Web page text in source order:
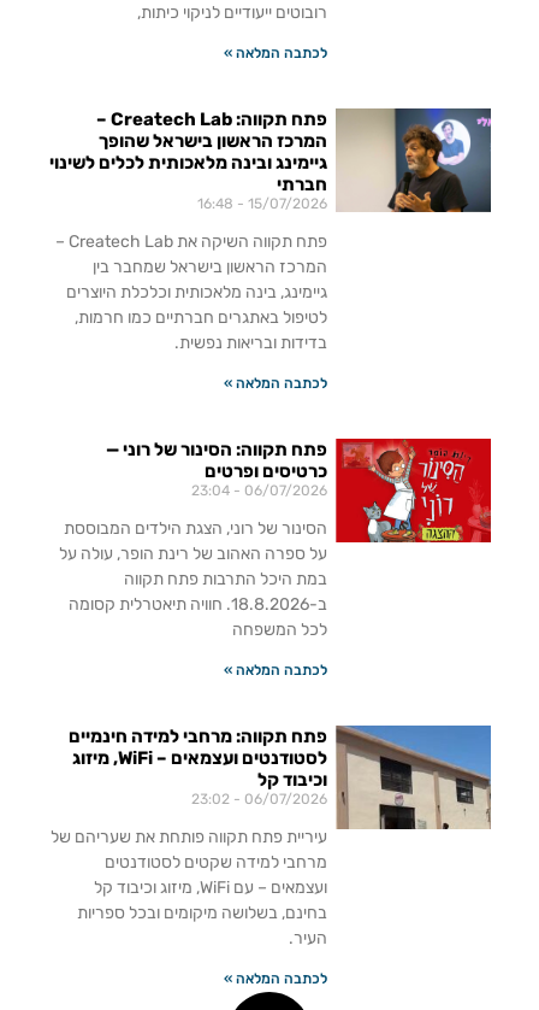
רובוטים ייעודיים לניקוי כיתות,
לכתבה המלאה »
פתח תקווה: Createch Lab –
המרכז הראשון בישראל שהופך
גיימינג ובינה מלאכותית לכלים לשינוי
חברתי
15/07/2026
פתח תקווה השיקה את Createch Lab –
המרכז הראשון בישראל שמחבר בין
גיימינג, בינה מלאכותית וכלכלת היוצרים
לטיפול באתגרים חברתיים כמו חרמות,
בדידות ובריאות נפשית.
לכתבה המלאה »
פתח תקווה: הסינור של רוני —
כרטיסים ופרטים
06/07/2026
הסינור של רוני, הצגת הילדים המבוססת
על ספרה האהוב של רינת הופר, עולה על
במת היכל התרבות פתח תקווה
ב-18.8.2026. חוויה תיאטרלית קסומה
לכל המשפחה
לכתבה המלאה »
פתח תקווה: מרחבי למידה חינמיים
לסטודנטים ועצמאים – WiFi, מיזוג
וכיבוד קל
06/07/2026
עיריית פתח תקווה פותחת את שעריהם של
מרחבי למידה שקטים לסטודנטים
ועצמאים – עם WiFi, מיזוג וכיבוד קל
בחינם, בשלושה מיקומים ובכל ספריות
העיר.
לכתבה המלאה »